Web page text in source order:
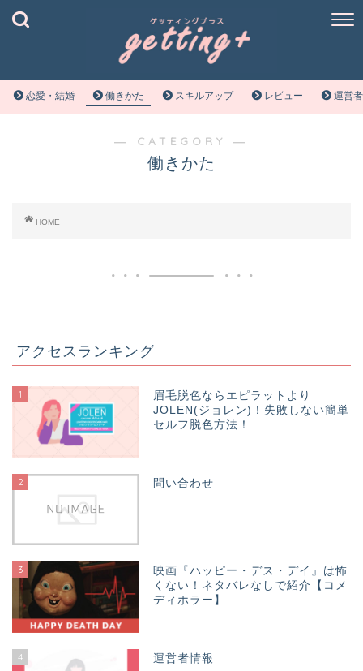
恋愛・結婚 働きかた スキルアップ レビュー 運営
― CATEGORY ―
働きかた
HOME
アクセスランキング
1
眉毛脱色ならエピラットより
JOLEN(ジョレン)！失敗しない簡単
セルフ脱色方法！
2 問い合わせ
3
映画『ハッピー・デス・デイ』は怖
くない！ネタバレなしで紹介【コメ
ディホラー】
4 運営者情報